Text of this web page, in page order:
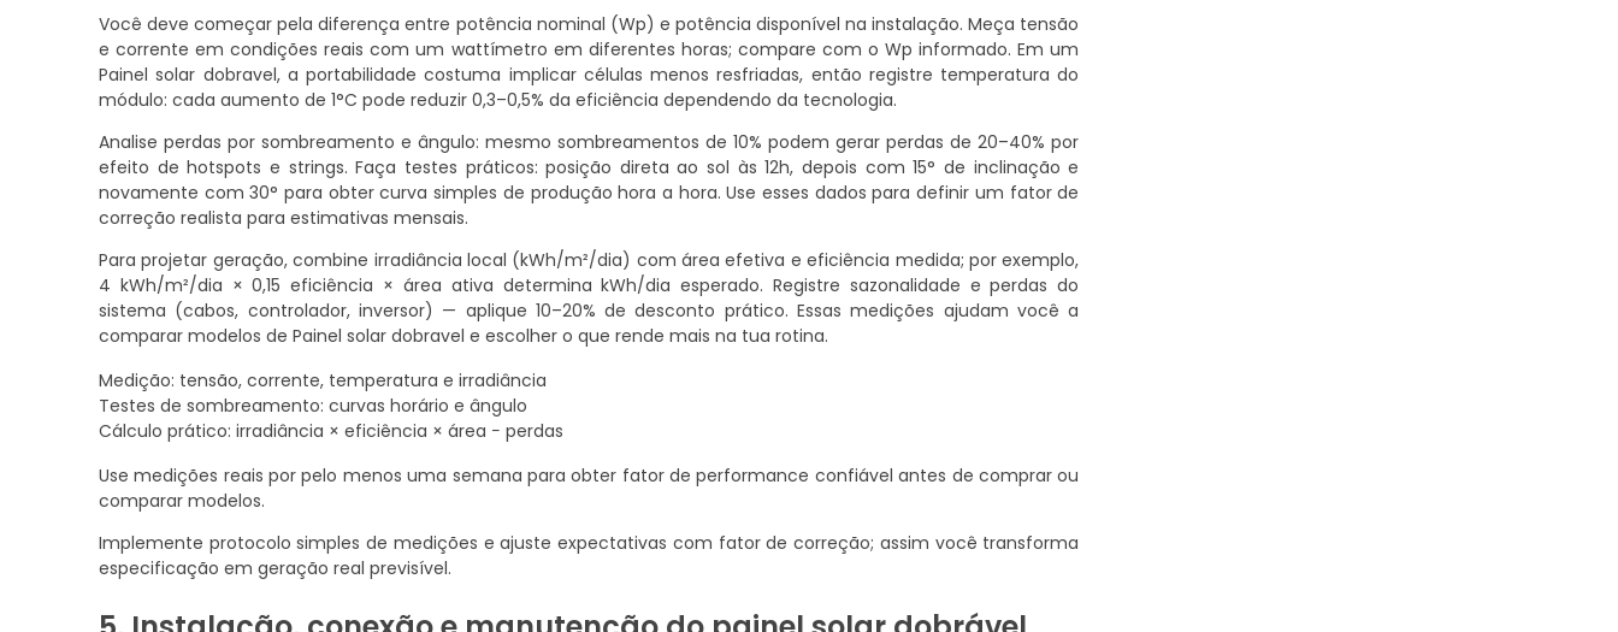
Você deve começar pela diferença entre potência nominal (Wp) e potência disponível na instalação. Meça tensão
e corrente em condições reais com um wattímetro em diferentes horas; compare com o Wp informado. Em um
Painel solar dobravel, a portabilidade costuma implicar células menos resfriadas, então registre temperatura do
módulo: cada aumento de 1°C pode reduzir 0,3–0,5% da eficiência dependendo da tecnologia.
Analise perdas por sombreamento e ângulo: mesmo sombreamentos de 10% podem gerar perdas de 20–40% por
efeito de hotspots e strings. Faça testes práticos: posição direta ao sol às 12h, depois com 15° de inclinação e
novamente com 30° para obter curva simples de produção hora a hora. Use esses dados para definir um fator de
correção realista para estimativas mensais.
Para projetar geração, combine irradiância local (kWh/m²/dia) com área efetiva e eficiência medida; por exemplo,
4 kWh/m²/dia × 0,15 eficiência × área ativa determina kWh/dia esperado. Registre sazonalidade e perdas do
sistema (cabos, controlador, inversor) — aplique 10–20% de desconto prático. Essas medições ajudam você a
comparar modelos de Painel solar dobravel e escolher o que rende mais na tua rotina.
Medição: tensão, corrente, temperatura e irradiância
Testes de sombreamento: curvas horário e ângulo
Cálculo prático: irradiância × eficiência × área − perdas
Use medições reais por pelo menos uma semana para obter fator de performance confiável antes de comprar ou
comparar modelos.
Implemente protocolo simples de medições e ajuste expectativas com fator de correção; assim você transforma
especificação em geração real previsível.